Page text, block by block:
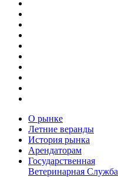
О рынке
Летние веранды
История рынка
Арендаторам
Государственная
Ветеринарная Служба